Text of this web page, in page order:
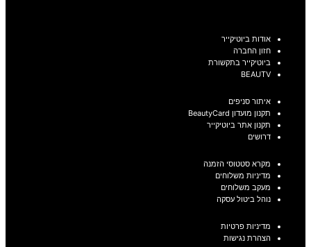
אודות ביוטיקייר
חזון החברה
ביוטיקייר בתקשורת
BEAUTV
איתור סניפים
תקנון מועדון BeautyCard
תקנון אתר ביוטיקייר
דרושים
מקרא סטטוסי הזמנה
מדיניות משלוחים
מעקב משלוחים
נוהל ביטול עסקה
מדיניות פרטיות
הצהרת נגישות